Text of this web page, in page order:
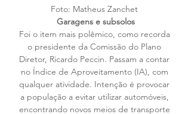
Foto: Matheus Zanchet
Garagens e subsolos
Foi o item mais polêmico, como recorda
o presidente da Comissão do Plano
Diretor, Ricardo Peccin. Passam a contar
no Índice de Aproveitamento (IA), com
qualquer atividade. Intenção é provocar
a população a evitar utilizar automóveis,
encontrando novos meios de transporte